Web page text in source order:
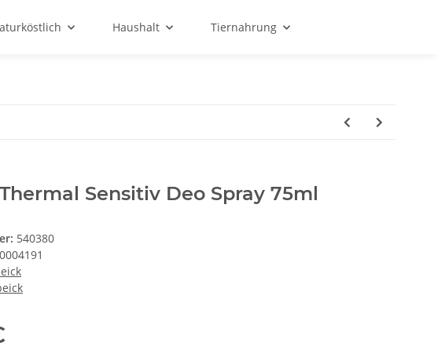
Haushalt Tiernahrung
Sensitiv Deo Spray 75ml
540380